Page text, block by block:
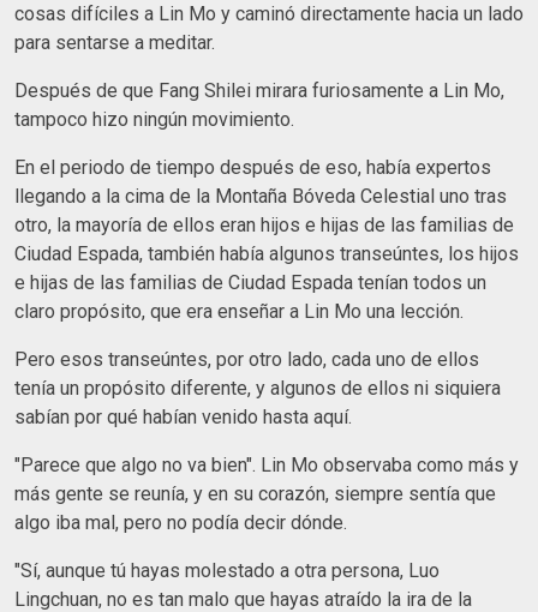
cosas difíciles a Lin Mo y caminó directamente hacia un lado
para sentarse a meditar.
Después de que Fang Shilei mirara furiosamente a Lin Mo,
tampoco hizo ningún movimiento.
En el periodo de tiempo después de eso, había expertos
llegando a la cima de la Montaña Bóveda Celestial uno tras
otro, la mayoría de ellos eran hijos e hijas de las familias de
Ciudad Espada, también había algunos transeúntes, los hijos
e hijas de las familias de Ciudad Espada tenían todos un
claro propósito, que era enseñar a Lin Mo una lección.
Pero esos transeúntes, por otro lado, cada uno de ellos
tenía un propósito diferente, y algunos de ellos ni siquiera
sabían por qué habían venido hasta aquí.
"Parece que algo no va bien". Lin Mo observaba como más y
más gente se reunía, y en su corazón, siempre sentía que
algo iba mal, pero no podía decir dónde.
"Sí, aunque tú hayas molestado a otra persona, Luo
Lingchuan, no es tan malo que hayas atraído la ira de la